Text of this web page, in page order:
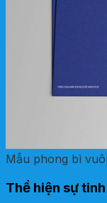
Mẫu phong bì
Thể hiện sự